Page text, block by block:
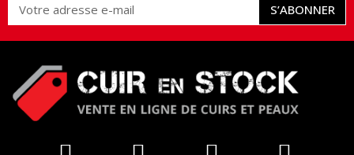
S’ABONNER